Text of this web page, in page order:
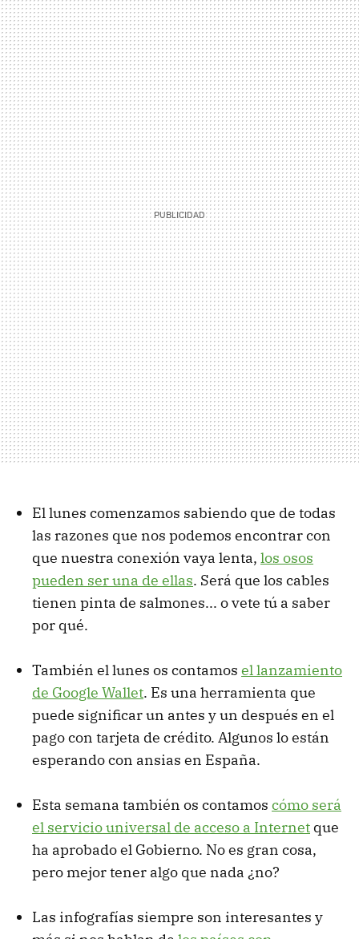
El lunes comenzamos sabiendo que de todas
las razones que nos podemos encontrar con
que nuestra conexión vaya lenta, los osos
pueden ser una de ellas. Será que los cables
tienen pinta de salmones... o vete tú a saber
por qué.
También el lunes os contamos el lanzamiento
de Google Wallet. Es una herramienta que
puede significar un antes y un después en el
pago con tarjeta de crédito. Algunos lo están
esperando con ansias en España.
Esta semana también os contamos cómo será
el servicio universal de acceso a Internet que
ha aprobado el Gobierno. No es gran cosa,
pero mejor tener algo que nada ¿no?
Las infografías siempre son interesantes y